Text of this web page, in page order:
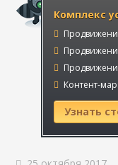
Комплекс
Контент-
Узнать